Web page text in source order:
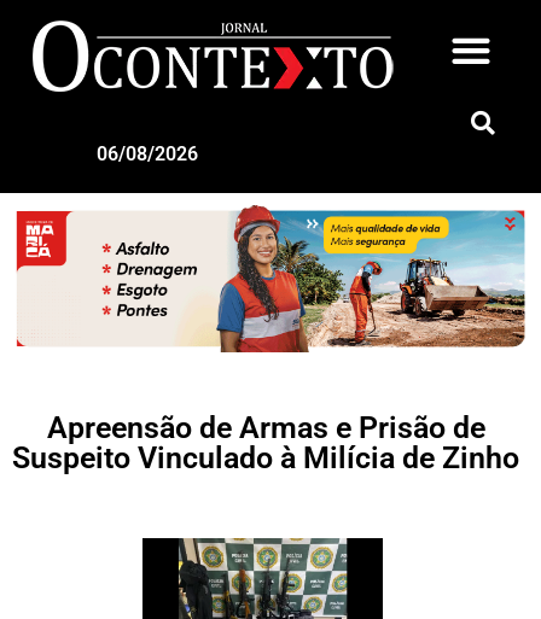
06/08/2026
Apreensão de Armas e Prisão de
Suspeito Vinculado à Milícia de Zinho